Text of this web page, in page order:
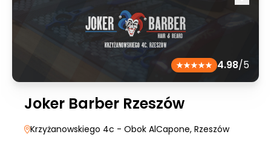
4.98/5
Joker Barber Rzeszów
Krzyżanowskiego 4c - Obok AlCapone, Rzeszów